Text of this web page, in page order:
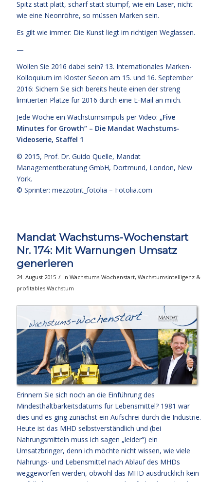
Spitz statt platt, scharf statt stumpf, wie ein Laser, nicht
wie eine Neonröhre, so müssen Marken sein.
Es gilt wie immer: Die Kunst liegt im richtigen Weglassen.
—
Wollen Sie 2016 dabei sein? 13. Internationales Marken-
Kolloquium im Kloster Seeon am 15. und 16. September
2016: Sichern Sie sich bereits heute einen der streng
limitierten Plätze für 2016 durch eine E-Mail an mich.
Jede Woche ein Wachstumsimpuls per Video: „Five
Minutes for Growth“ – Die Mandat Wachstums-
Videoserie, Staffel 1
© 2015, Prof. Dr. Guido Quelle, Mandat
Managementberatung GmbH, Dortmund, London, New
York.
© Sprinter: mezzotint_fotolia – Fotolia.com
Mandat Wachstums-Wochenstart
Nr. 174: Mit Warnungen Umsatz
generieren
24. August 2015 / in Wachstums-Wochenstart, Wachstumsintelligenz &
profitables Wachstum
Erinnern Sie sich noch an die Einführung des
Mindesthaltbarkeitsdatums für Lebensmittel? 1981 war
dies und es ging zunächst ein Aufschrei durch die Industrie.
Heute ist das MHD selbstverständlich und (bei
Nahrungsmitteln muss ich sagen „leider“) ein
Umsatzbringer, denn ich möchte nicht wissen, wie viele
Nahrungs- und Lebensmittel nach Ablauf des MHDs
weggeworfen werden, obwohl das MHD ausdrücklich kein